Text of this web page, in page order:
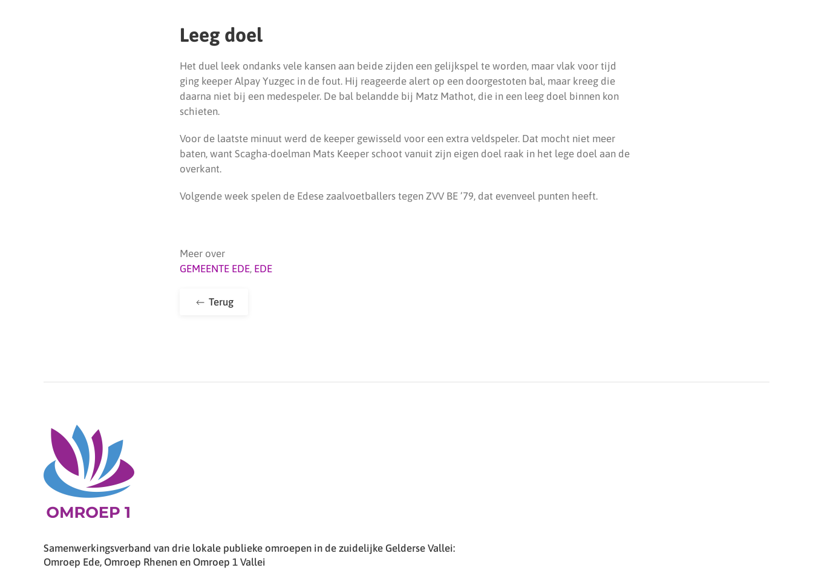
Leeg doel
Het duel leek ondanks vele kansen aan beide zijden een gelijkspel te worden, maar vlak voor tijd
ging keeper Alpay Yuzgec in de fout. Hij reageerde alert op een doorgestoten bal, maar kreeg die
daarna niet bij een medespeler. De bal belandde bij Matz Mathot, die in een leeg doel binnen kon
schieten.
Voor de laatste minuut werd de keeper gewisseld voor een extra veldspeler. Dat mocht niet meer
baten, want Scagha-doelman Mats Keeper schoot vanuit zijn eigen doel raak in het lege doel aan de
overkant.
Volgende week spelen de Edese zaalvoetballers tegen ZVV BE ’79, dat evenveel punten heeft.
Meer over
GEMEENTE EDE, EDE
Terug
Samenwerkingsverband van drie lokale publieke omroepen in de zuidelijke Gelderse Vallei:
Omroep Ede, Omroep Rhenen en Omroep 1 Vallei